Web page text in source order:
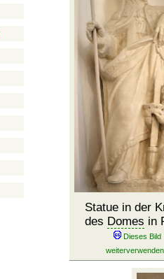
Statue in der
des Domes in